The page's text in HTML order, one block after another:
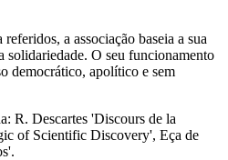
a associação baseia a sua
solidariedade. O seu funcionamento
democrático, apolítico e sem
R. Descartes 'Discours de la
of Scientific Discovery', Eça de